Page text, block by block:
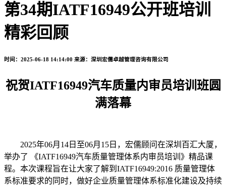
第34期IATF16949公开班培训
精彩回顾
时间：2025-06-18 14:14:00 来源：深圳宏儒卓越管理咨询有限公司
祝贺IATF16949汽车质量内审员培训班圆
满落幕
2025年06月14日至06月15日，宏儒顾问在深圳百汇大厦，
举办了 《IATF16949汽车质量管理体系内审员培训》精品课
程。本次课程旨在让大家了解到IATF16949:2016 质量管理体
系标准要求的同时，做好企业质量管理体系标准化建设及持续